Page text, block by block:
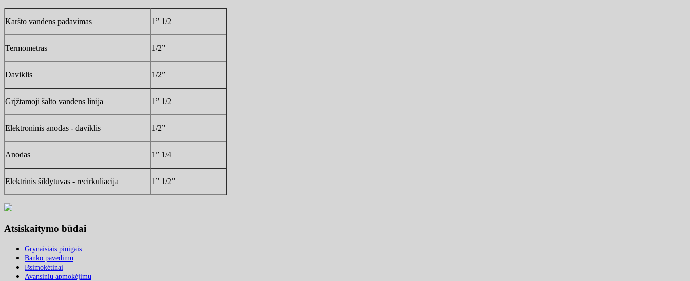
Karšto vandens padavimas 1” 1/2
Termometras 1/2”
Daviklis 1/2”
Grįžtamoji šalto vandens linija 1” 1/2
Elektroninis anodas - daviklis 1/2”
Anodas 1” 1/4
Elektrinis šildytuvas - recirkuliacija 1” 1/2”
Atsiskaitymo būdai
Grynaisiais pinigais
Banko pavedimu
Išsimokėtinai
Avansiniu apmokėjimu